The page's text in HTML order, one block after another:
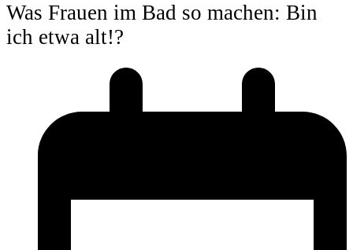
Was Frauen im Bad so machen: Bin
ich etwa alt!?